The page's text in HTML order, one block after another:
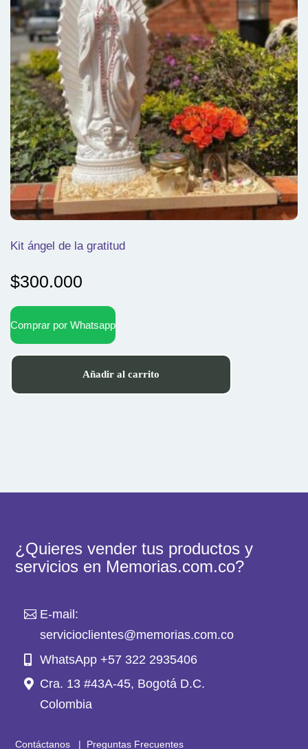
Kit ángel de la gratitud
$300.000
Comprar por Whatsapp
Añadir al carrito
¿Quieres vender tus productos y
servicios en Memorias.com.co?
E-mail:
servicioclientes@memorias.com.co
WhatsApp +57 322 2935406
Cra. 13 #43A-45, Bogotá D.C.
Colombia
Contáctanos | Preguntas Frecuentes